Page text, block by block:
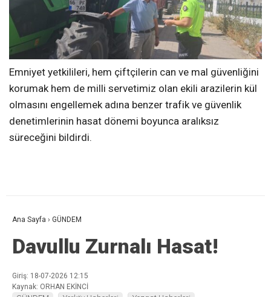
Emniyet yetkilileri, hem çiftçilerin can ve mal güvenliğini
korumak hem de milli servetimiz olan ekili arazilerin kül
olmasını engellemek adına benzer trafik ve güvenlik
denetimlerinin hasat dönemi boyunca aralıksız
süreceğini bildirdi.
Ana Sayfa › GÜNDEM
Davullu Zurnalı Hasat!
Giriş: 18-07-2026 12:15
Kaynak: ORHAN EKİNCİ